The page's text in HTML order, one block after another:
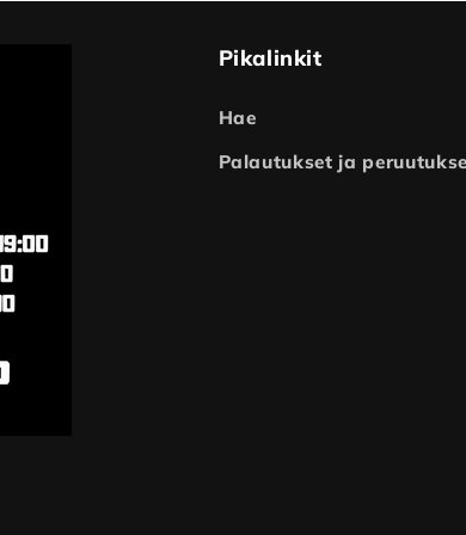
Pikalinkit
Hae
Palautukset ja